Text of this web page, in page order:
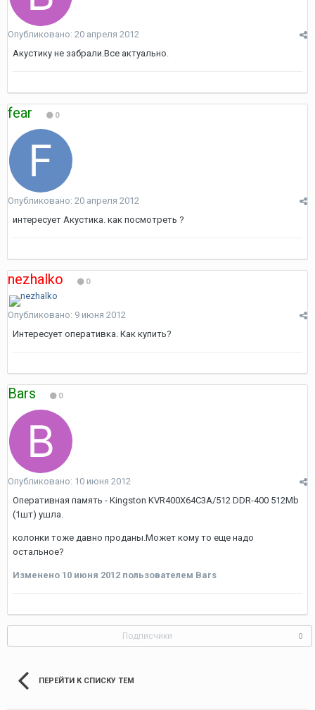
Опубликовано: 20 апреля 2012
Акустику не забрали.Все актуально.
fear 0
Опубликовано: 20 апреля 2012
интересует Акустика. как посмотреть ?
nezhalko 0
Опубликовано: 9 июня 2012
Интересует оперативка. Как купить?
Bars 0
Опубликовано: 10 июня 2012
Оперативная память - Kingston KVR400X64C3A/512 DDR-400 512Mb
(1шт) ушла.
колонки тоже давно проданы.Может кому то еще надо
остальное?
Изменено 10 июня 2012 пользователем Bars
Подписчики 0
ПЕРЕЙТИ К СПИСКУ ТЕМ